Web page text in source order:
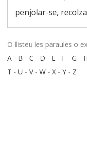
penjolar-se,
O llisteu les paraules o
A - B - C - D - E - F - G - H
T - U - V- W - X - Y - Z